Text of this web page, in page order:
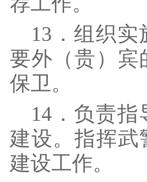
13．组织
要外（贵）宾
保卫。
14．负责
建设。指挥武
建设工作。